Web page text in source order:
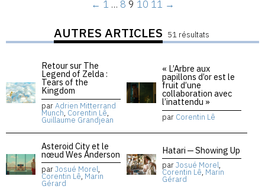
← 1 … 8 9 10 11 →
AUTRES ARTICLES 51 résultats
Retour sur The
Legend of Zelda :
Tears of the
Kingdom
parAdrien Mitterrand
Munch, Corentin Lê,
Guillaume Grandjean
« L’Arbre aux
papillons d’or est le
fruit d’une
collaboration avec
l’inattendu »
par Corentin Lê
Asteroid City et le
nœud Wes Anderson
parJosué Morel,
Corentin Lê, Marin
Gérard
Hatari — Showing Up
parJosué Morel,
Corentin Lê, Marin
Gérard